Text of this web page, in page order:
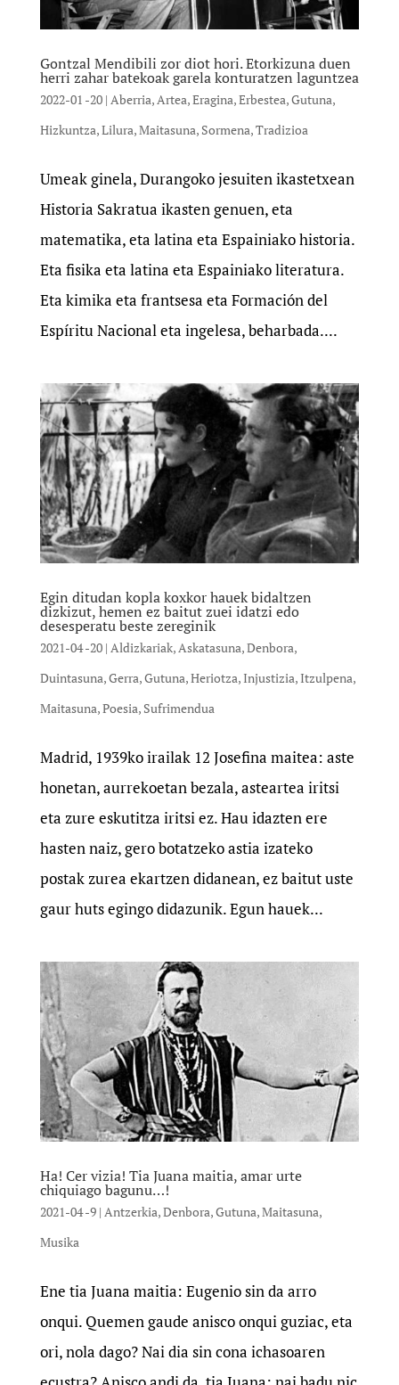
Gontzal Mendibili zor diot hori. Etorkizuna duen
herri zahar batekoak garela konturatzen laguntzea
2022-01 -20| Aberria,Artea,Eragina,Erbestea,Gutuna,
Hizkuntza,Lilura,Maitasuna, Sormena,Tradizioa
Umeak ginela, Durangoko jesuiten ikastetxean
Historia Sakratua ikasten genuen, eta
matematika, eta latina eta Espainiako historia.
Eta fisika eta latina eta Espainiako literatura.
Eta kimika eta frantsesa eta Formación del
Espíritu Nacional eta ingelesa, beharbada....
Egin ditudan kopla koxkor hauek bidaltzen
dizkizut, hemen ez baitut zuei idatzi edo
desesperatu beste zereginik
2021-04 -20| Aldizkariak,Askatasuna,Denbora,
Duintasuna,Gerra,Gutuna,Heriotza,Injustizia,Itzulpena,
Maitasuna,Poesia, Sufrimendua
Madrid, 1939ko irailak 12 Josefina maitea: aste
honetan, aurrekoetan bezala, asteartea iritsi
eta zure eskutitza iritsi ez. Hau idazten ere
hasten naiz, gero botatzeko astia izateko
postak zurea ekartzen didanean, ez baitut uste
gaur huts egingo didazunik. Egun hauek...
Ha! Cer vizia! Tia Juana maitia, amar urte
chiquiago bagunu…!
2021-04 -9| Antzerkia,Denbora,Gutuna,Maitasuna,
Musika
Ene tia Juana maitia: Eugenio sin da arro
onqui. Quemen gaude anisco onqui guziac, eta
ori, nola dago? Nai dia sin cona ichasoaren